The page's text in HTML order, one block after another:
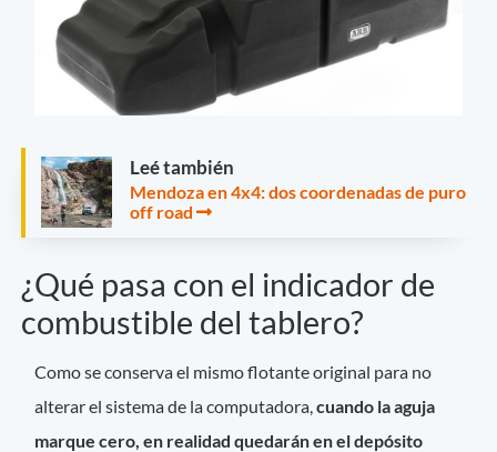
Leé también
Mendoza en 4x4: dos coordenadas de puro
off road
¿Qué pasa con el indicador de
combustible del tablero?
Como se conserva el mismo flotante original para no
alterar el sistema de la computadora,cuando la aguja
marque cero, en realidad quedarán en el depósito